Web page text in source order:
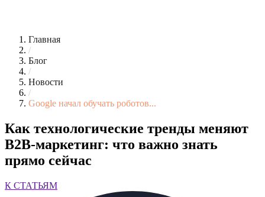
Главная
/
Блог
/
Новости
/
Google начал обучать роботов...
Как технологические тренды меняют
B2B-маркетинг: что важно знать
прямо сейчас
К СТАТЬЯМ